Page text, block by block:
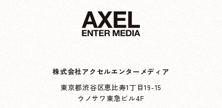
株式会社アクセルエンターメディア
東京都渋谷区恵比寿1丁目19-15
ウノサワ東急ビル4F